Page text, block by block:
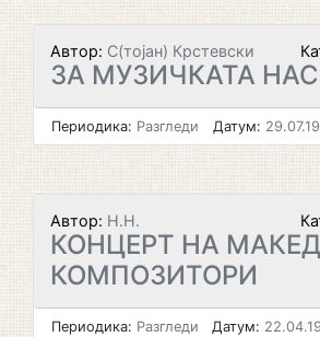
Автор: С(тојан) Крстевски
ЗА МУЗИЧКАТА
Периодика: Разгледи Датум:
Автор: Н.Н.
КОНЦЕРТ НА
КОМПОЗИТОРИ
Периодика: Разгледи Датум: